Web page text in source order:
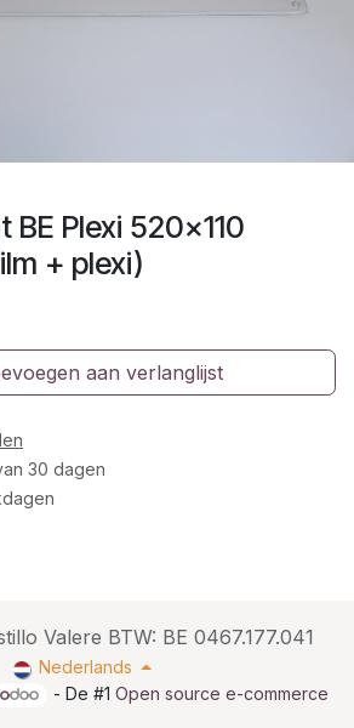
BE Plexi 520x110
+ plexi)
aan verlanglijst
30 dagen
Valere BTW: BE 0467.177.041
Nederlands
- De #1Open source e-commerce